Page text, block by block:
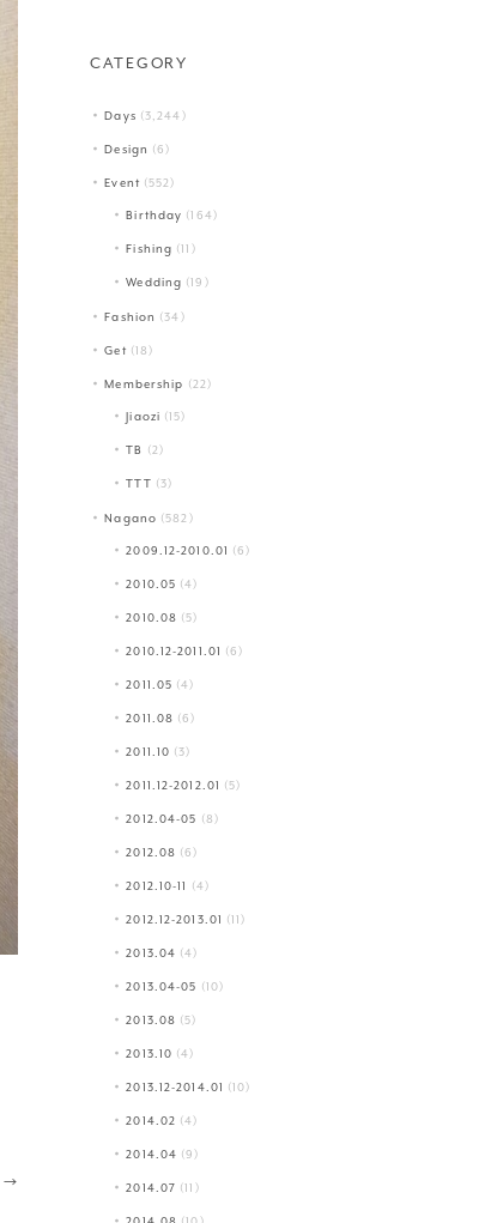
→
CATEGORY
Days (3,244)
Design (6)
Event (552)
Birthday (164)
Fishing (11)
Wedding (19)
Fashion (34)
Get (18)
Membership (22)
Jiaozi (15)
TB (2)
TTT (3)
Nagano (582)
2009.12-2010.01 (6)
2010.05 (4)
2010.08 (5)
2010.12-2011.01 (6)
2011.05 (4)
2011.08 (6)
2011.10 (3)
2011.12-2012.01 (5)
2012.04-05 (8)
2012.08 (6)
2012.10-11 (4)
2012.12-2013.01 (11)
2013.04 (4)
2013.04-05 (10)
2013.08 (5)
2013.10 (4)
2013.12-2014.01 (10)
2014.02 (4)
2014.04 (9)
2014.07 (11)